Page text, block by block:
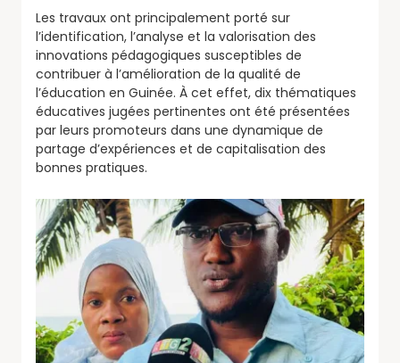
Les travaux ont principalement porté sur
l’identification, l’analyse et la valorisation des
innovations pédagogiques susceptibles de
contribuer à l’amélioration de la qualité de
l’éducation en Guinée. À cet effet, dix thématiques
éducatives jugées pertinentes ont été présentées
par leurs promoteurs dans une dynamique de
partage d’expériences et de capitalisation des
bonnes pratiques.